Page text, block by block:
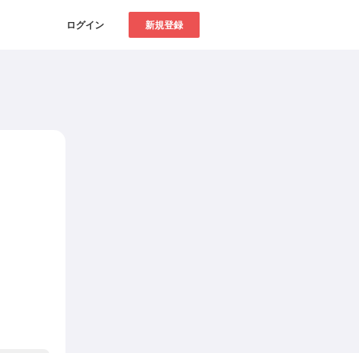
ログイン 新規登録